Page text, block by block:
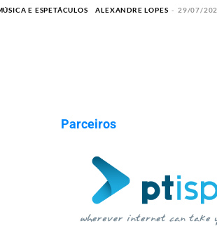
E ESPETÁCULOS ALEXANDRE LOPES - 29/07/
Parceiros